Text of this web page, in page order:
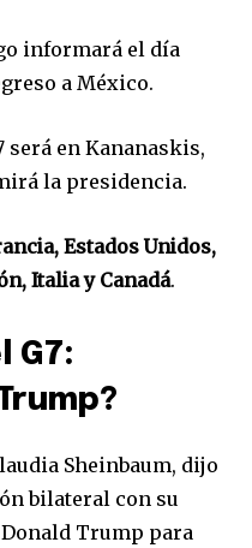
informará el día
a México.
será en Kananaskis,
la presidencia.
Estados Unidos,
Italia y Canadá.
G7:
Sheinbaum, dijo
bilateral con su
Trump para